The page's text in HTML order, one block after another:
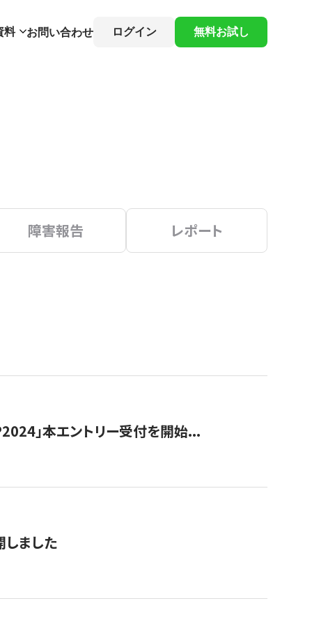
料 お問い合わせ ログイン 無料お試し
障害報告 レポート
」本エントリー受付を開始...
しました